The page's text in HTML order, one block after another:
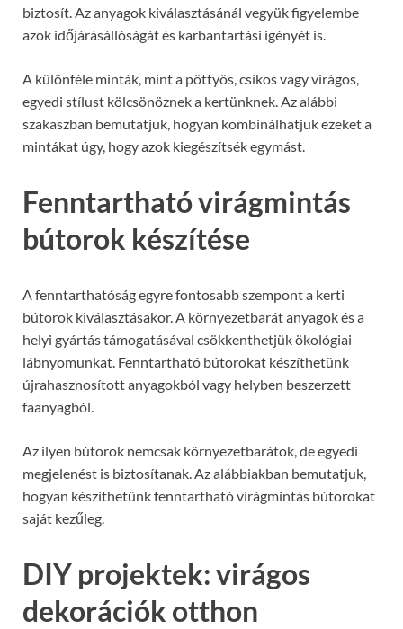
biztosít. Az anyagok kiválasztásánál vegyük figyelembe
azok időjárásállóságát és karbantartási igényét is.
A különféle minták, mint a pöttyös, csíkos vagy virágos,
egyedi stílust kölcsönöznek a kertünknek. Az alábbi
szakaszban bemutatjuk, hogyan kombinálhatjuk ezeket a
mintákat úgy, hogy azok kiegészítsék egymást.
Fenntartható virágmintás
bútorok készítése
A fenntarthatóság egyre fontosabb szempont a kerti
bútorok kiválasztásakor. A környezetbarát anyagok és a
helyi gyártás támogatásával csökkenthetjük ökológiai
lábnyomunkat. Fenntartható bútorokat készíthetünk
újrahasznosított anyagokból vagy helyben beszerzett
faanyagból.
Az ilyen bútorok nemcsak környezetbarátok, de egyedi
megjelenést is biztosítanak. Az alábbiakban bemutatjuk,
hogyan készíthetünk fenntartható virágmintás bútorokat
saját kezűleg.
DIY projektek: virágos
dekorációk otthon